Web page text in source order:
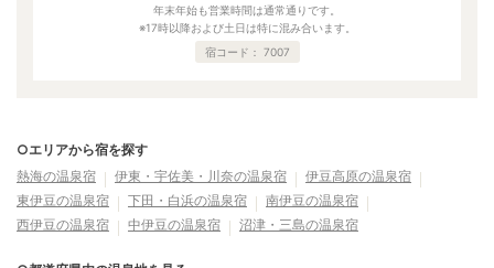
年末年始も営業時間は通常通りです。
※17時以降および土日は特に混み合います。
宿コード： 7007
○エリアから宿を探す
熱海の温泉宿
伊東・宇佐美・川奈の温泉宿
伊豆高原の温泉宿
東伊豆の温泉宿
下田・白浜の温泉宿
南伊豆の温泉宿
西伊豆の温泉宿
中伊豆の温泉宿 沼津・三島の温泉宿